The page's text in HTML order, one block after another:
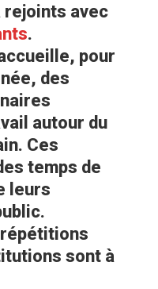
rejoints avec
.
pour
des
autour du
Ces
temps de
leurs
sont à